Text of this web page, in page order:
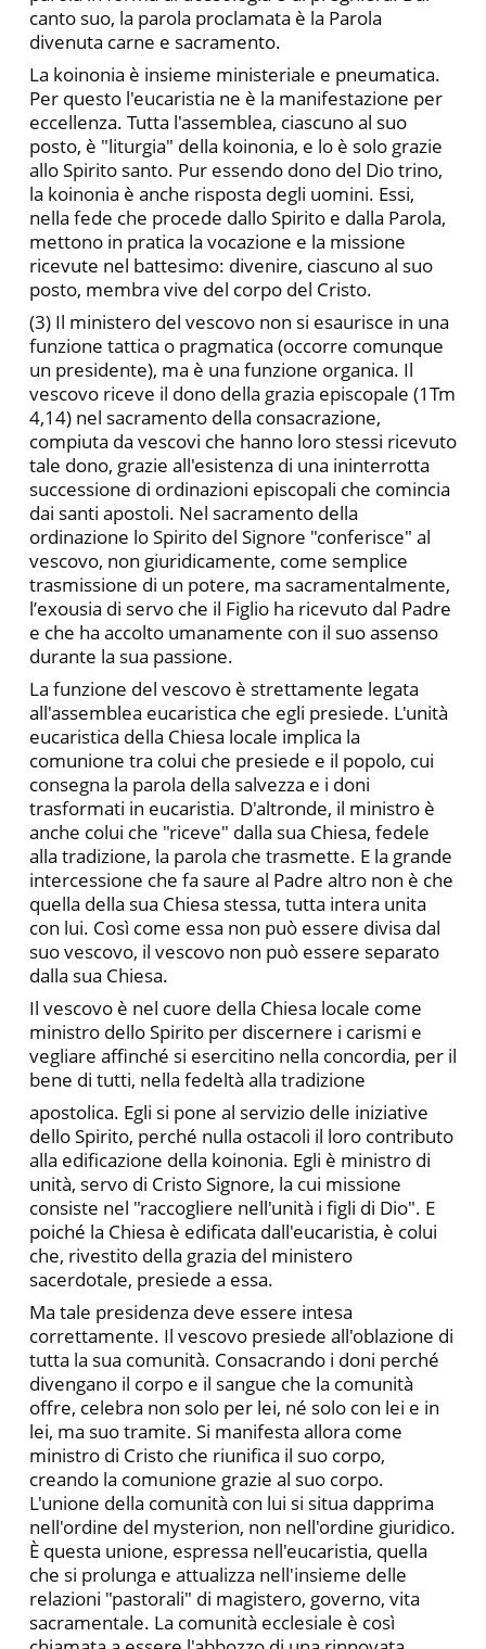
canto suo, la paro­la proclamata è la Parola
divenuta carne e sacramento.
La koinonia è insieme ministeriale e pneumatica.
Per questo l'eucaristia ne è la manifestazione per
eccellenza. Tutta l'assem­blea, ciascuno al suo
posto, è "liturgia" della koinonia, e lo è solo grazie
allo Spirito santo. Pur essendo dono del Dio trino,
la koinonia è anche risposta degli uomini. Essi,
nella fede che procede dallo Spirito e dalla Parola,
mettono in pratica la vocazione e la missione
ricevute nel battesimo: divenire, ciascuno al suo
posto, membra vive del corpo del Cristo.
(3) Il ministero del vescovo non si esaurisce in una
funzione tattica o pragmatica (occorre comunque
un presidente), ma è una funzione organica. Il
vescovo riceve il dono della grazia episcopa­le (1Tm
4,14) nel sacramento della consacrazione,
compiuta da vescovi che hanno loro stessi ricevuto
tale dono, grazie all'esisten­za di una ininterrotta
successione di ordinazioni episcopali che comincia
dai santi apostoli. Nel sacramento della
ordinazione lo Spirito del Signore "conferisce" al
vescovo, non giuridicamente, come semplice
trasmissione di un potere, ma sacramentalmente,
l’exousia di servo che il Figlio ha ricevuto dal Padre
e che ha ac­colto umanamente con il suo assenso
durante la sua passione.
La funzione del vescovo è strettamente legata
all'assemblea eucaristica che egli presiede. L'unità
eucaristica della Chiesa loca­le implica la
comunione tra colui che presiede e il popolo, cui
consegna la parola della salvezza e i doni
trasformati in eucaristia. D'altronde, il ministro è
anche colui che "riceve" dalla sua Chiesa, fedele
alla tradizione, la parola che trasmette. E la grande
inter­cessione che fa saure al Padre altro non è che
quella della sua Chiesa stessa, tutta intera unita
con lui. Così come essa non può essere divisa dal
suo vescovo, il vescovo non può essere separato
dalla sua Chiesa.
Il vescovo è nel cuore della Chiesa locale come
ministro dello Spirito per discernere i carismi e
vegliare affinché si esercitino nella concordia, per il
bene di tutti, nella fedeltà alla tradizione
apostolica. Egli si pone al servizio delle iniziative
dello Spirito, perché nulla ostacoli il loro contributo
alla edificazione della koinonia. Egli è ministro di
unità, servo di Cristo Signore, la cui mis­sione
consiste nel "raccogliere nell'unità i figli di Dio". E
poiché la Chiesa è edificata dall'eucaristia, è colui
che, rivestito della gra­zia del ministero
sacerdotale, presiede a essa.
Ma tale presidenza deve essere intesa
correttamente. Il ve­scovo presiede all'oblazione di
tutta la sua comunità. Consacrando i doni perché
divengano il corpo e il sangue che la comunità
offre, celebra non solo per lei, né solo con lei e in
lei, ma suo tramite. Si manifesta allora come
ministro di Cristo che riunifica il suo corpo,
creando la comunione grazie al suo corpo.
L'unione della comunità con lui si situa dapprima
nell'ordine del mysterion, non nell'ordi­ne giuridico.
È questa unione, espressa nell'eucaristia, quella
che si prolunga e attualizza nell'insieme delle
relazioni "pastorali" di ma­gistero, governo, vita
sacramentale. La comunità ecclesiale è così